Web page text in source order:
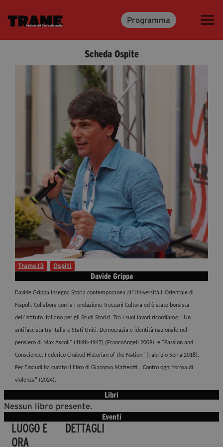
Programma
Trame.15
Media & Press
Accrediti Stampa | Trame.15
Cartella Stampa
Rassegna Stampa
Partecipa
Diventa Partner
Sostienici
Fondazione Trame
La fondazione 2025
Civico Trame
Progetto Trame a Scuola
Progetto Visioni Civiche
Mostra 3D - Visioni Civiche
Il Diritto di Essere
Contatti
Scheda Ospite
Davide Grippa
Davide Grippa insegna Storia contemporanea all'Università L'Orientale di
Napoli. Collabora con la Fondazione Treccani Cultura ed è stato borsista
dell'Istituto Italiano per gli Studi Storici. Tra i suoi lavori ricordiamo: "Un
antifascista tra Italia e Stati Uniti. Democrazia e identità nazionale nel
pensiero di Max Ascoli" (1898-1947) (FrancoAngeli 2009), e "Passion and
Conscience. Federico Chabod Historian of the Nation" (Fabrizio Serra 2018).
Per Einaudi ha curato il libro di Giacomo Matteotti, "Contro ogni forma di
violenza" (2024).
Trame.13 Ospiti
Libri
Nessun libro presente.
Eventi
LUOGO E
ORA
DETTAGLI